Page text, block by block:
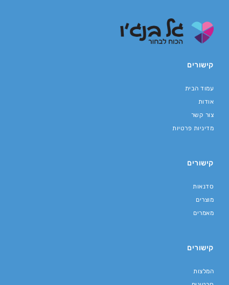
קישורים
עמוד הבית
אודות
צור קשר
מדיניות פרטיות
קישורים
סדנאות
מוצרים
מאמרים
קישורים
המלצות